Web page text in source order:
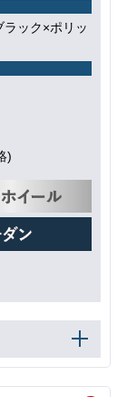
ック×ポリッ
)